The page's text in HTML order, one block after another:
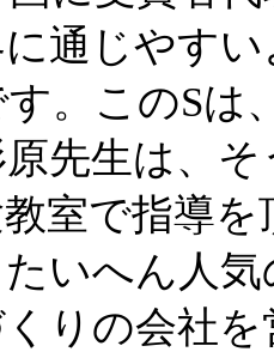
通じやす
。このSは
先生は、
室で指導
いへん人
りの会社